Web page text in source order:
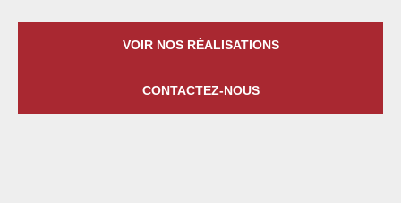
VOIR NOS RÉALISATIONS
CONTACTEZ-NOUS